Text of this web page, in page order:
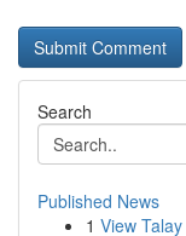
Search
Published News
1 View